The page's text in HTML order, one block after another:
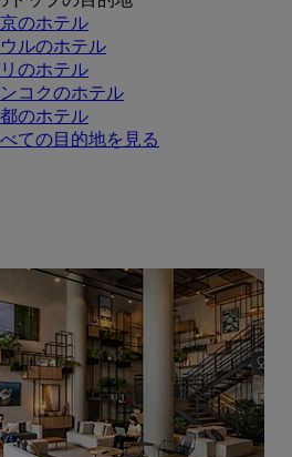
のホテル
ルのホテル
のホテル
コクのホテル
のホテル
ての目的地を見る